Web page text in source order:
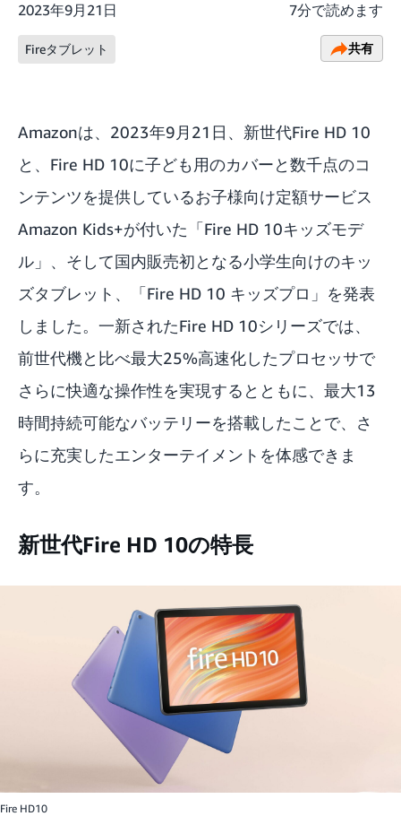
2023年9月21日 7分で読めます
Fireタブレット 共有
Amazonは、2023年9月21日、新世代Fire HD 10
と、Fire HD 10に子ども用のカバーと数千点のコ
ンテンツを提供しているお子様向け定額サービス
Amazon Kids+が付いた「Fire HD 10キッズモデ
ル」、そして国内販売初となる小学生向けのキッ
ズタブレット、「Fire HD 10 キッズプロ」を発表
しました。一新されたFire HD 10シリーズでは、
前世代機と比べ最大25%高速化したプロセッサで
さらに快適な操作性を実現するとともに、最大13
時間持続可能なバッテリーを搭載したことで、さ
らに充実したエンターテイメントを体感できま
す。
新世代Fire HD 10の特長
Fire HD10